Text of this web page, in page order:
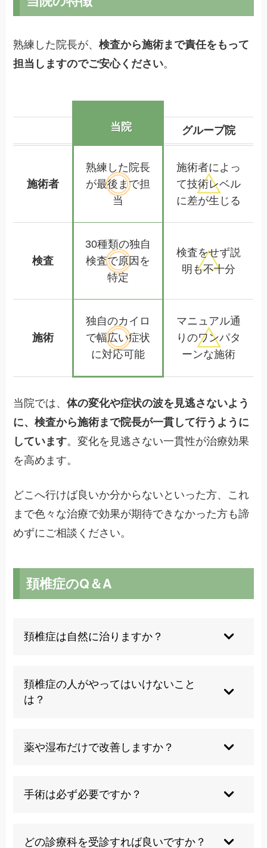
熟練した院長が、検査から施術まで責任をもって
担当しますのでご安心ください。
当院 グループ院
施術者
熟練した 院長
が最後まで担
当
施術者によっ
て技術レベル
に差が生じる
検査
30種類の独自
検査で原因を
特定
検査をせず説
明も不十分
施術
独自のカイロ
で幅広い症状
に対応可能
マニュアル通
りのワンパタ
ーンな施術
当院では、体の変化や症状の波を見逃さないよう
に、検査から施術まで院長が一貫して行うように
しています。変化を見逃さない一貫性が治療効果
を高めます。
どこへ行けば良いか分からないといった方、これ
まで色々な治療で効果が期待できなかった方も諦
めずにご相談ください。
頚椎症のQ＆A
頚椎症は自然に治りますか？
かかることもあります。自然に治ることは考えに
くいです。
頚椎症の人がやってはいけないこと
は？
ましょう。
薬や湿布だけで改善しますか？
は姿勢や運動の見直しが必要です。
手術は必ず必要ですか？
す。多くは保存療法で対応可能です。
どの診療科を受診すれば良いですか？